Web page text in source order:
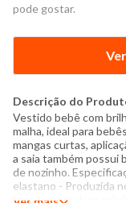
pode gostar.
Descrição do
Vestido bebê com
malha, ideal para
mangas curtas,
a saia também possui
de nozinho.
elastano - Produzida
com temperatura